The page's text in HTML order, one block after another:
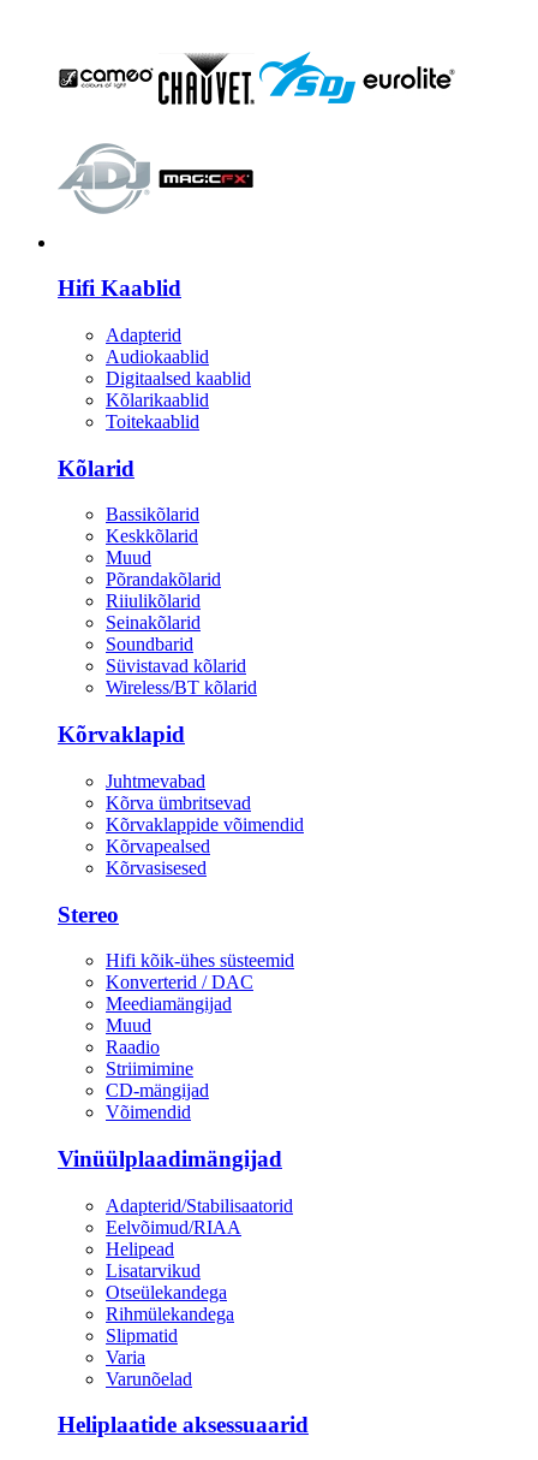
Hifi Kaablid
Adapterid
Audiokaablid
Digitaalsed kaablid
Kõlarikaablid
Toitekaablid
Kõlarid
Bassikõlarid
Keskkõlarid
Muud
Põrandakõlarid
Riiulikõlarid
Seinakõlarid
Soundbarid
Süvistavad kõlarid
Wireless/BT kõlarid
Kõrvaklapid
Juhtmevabad
Kõrva ümbritsevad
Kõrvaklappide võimendid
Kõrvapealsed
Kõrvasisesed
Stereo
Hifi kõik-ühes süsteemid
Konverterid / DAC
Meediamängijad
Muud
Raadio
Striimimine
CD-mängijad
Võimendid
Vinüülplaadimängijad
Adapterid/Stabilisaatorid
Eelvõimud/RIAA
Helipead
Lisatarvikud
Otseülekandega
Rihmülekandega
Slipmatid
Varia
Varunõelad
Heliplaatide aksessuaarid